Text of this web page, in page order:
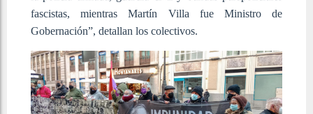
fascistas, mientras Martín Villa fue Ministro de
Gobernación”, detallan los colectivos.